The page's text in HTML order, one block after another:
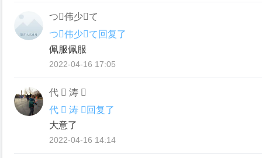
つ伟少て
つ伟少て回复了
佩服佩服
2022-04-16 17:05
代  涛 
代  涛 回复了
大意了
2022-04-16 14:14